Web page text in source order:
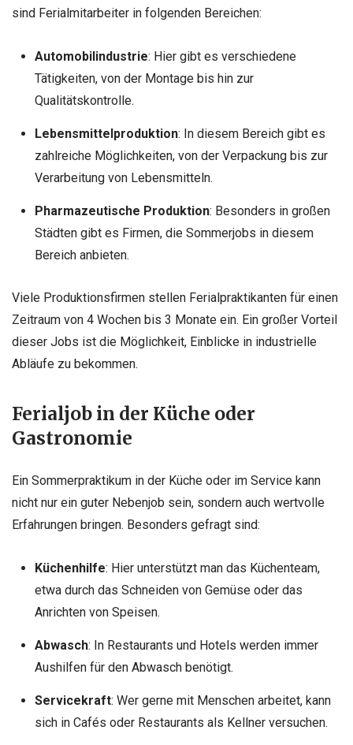
sind Ferialmitarbeiter in folgenden Bereichen:
Automobilindustrie: Hier gibt es verschiedene
Tätigkeiten, von der Montage bis hin zur
Qualitätskontrolle.
Lebensmittelproduktion: In diesem Bereich gibt es
zahlreiche Möglichkeiten, von der Verpackung bis zur
Verarbeitung von Lebensmitteln.
Pharmazeutische Produktion: Besonders in großen
Städten gibt es Firmen, die Sommerjobs in diesem
Bereich anbieten.
Viele Produktionsfirmen stellen Ferialpraktikanten für einen
Zeitraum von 4 Wochen bis 3 Monate ein. Ein großer Vorteil
dieser Jobs ist die Möglichkeit, Einblicke in industrielle
Abläufe zu bekommen.
Ferialjob in der Küche oder
Gastronomie
Ein Sommerpraktikum in der Küche oder im Service kann
nicht nur ein guter Nebenjob sein, sondern auch wertvolle
Erfahrungen bringen. Besonders gefragt sind:
Küchenhilfe: Hier unterstützt man das Küchenteam,
etwa durch das Schneiden von Gemüse oder das
Anrichten von Speisen.
Abwasch: In Restaurants und Hotels werden immer
Aushilfen für den Abwasch benötigt.
Servicekraft: Wer gerne mit Menschen arbeitet, kann
sich in Cafés oder Restaurants als Kellner versuchen.